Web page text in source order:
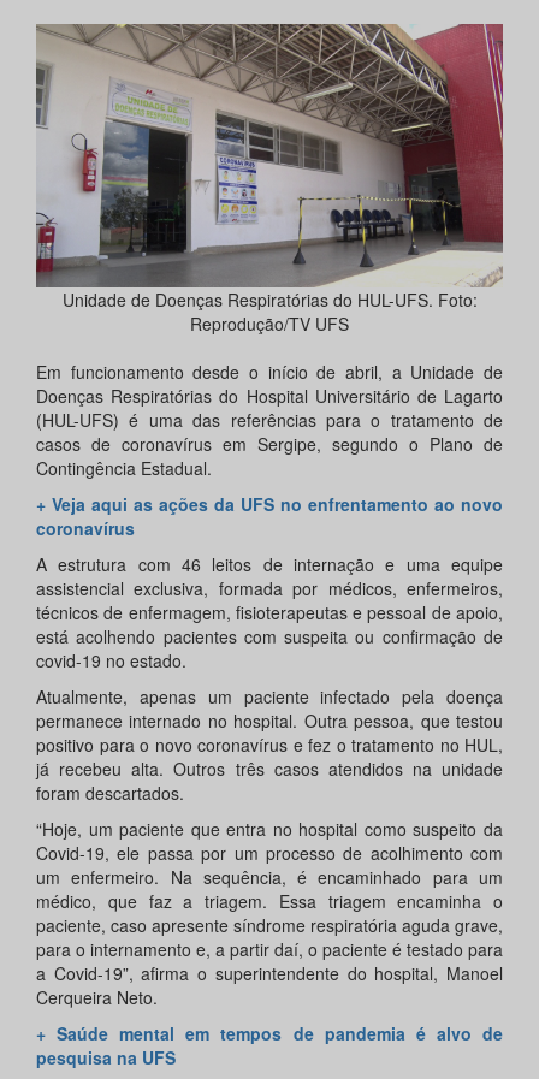
Unidade de Doenças Respiratórias do HUL-UFS. Foto:
Reprodução/TV UFS
Em funcionamento desde o início de abril, a Unidade de
Doenças Respiratórias do Hospital Universitário de Lagarto
(HUL-UFS) é uma das referências para o tratamento de
casos de coronavírus em Sergipe, segundo o Plano de
Contingência Estadual.
+ Veja aqui as ações da UFS no enfrentamento ao novo
coronavírus
A estrutura com 46 leitos de internação e uma equipe
assistencial exclusiva, formada por médicos, enfermeiros,
técnicos de enfermagem, fisioterapeutas e pessoal de apoio,
está acolhendo pacientes com suspeita ou confirmação de
covid-19 no estado.
Atualmente, apenas um paciente infectado pela doença
permanece internado no hospital. Outra pessoa, que testou
positivo para o novo coronavírus e fez o tratamento no HUL,
já recebeu alta. Outros três casos atendidos na unidade
foram descartados.
“Hoje, um paciente que entra no hospital como suspeito da
Covid-19, ele passa por um processo de acolhimento com
um enfermeiro. Na sequência, é encaminhado para um
médico, que faz a triagem. Essa triagem encaminha o
paciente, caso apresente síndrome respiratória aguda grave,
para o internamento e, a partir daí, o paciente é testado para
a Covid-19”, afirma o superintendente do hospital, Manoel
Cerqueira Neto.
+ Saúde mental em tempos de pandemia é alvo de
pesquisa na UFS